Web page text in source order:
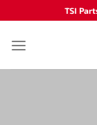
naar
inhoud
TSI